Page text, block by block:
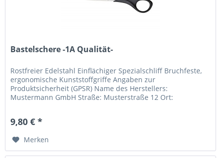
Bastelschere -1A Qualität-
Rostfreier Edelstahl Einflächiger Spezialschliff Bruchfeste,
ergonomische Kunststoffgriffe Angaben zur
Produktsicherheit (GPSR) Name des Herstellers:
Mustermann GmbH Straße: Musterstraße 12 Ort:
9,80 € *
Merken